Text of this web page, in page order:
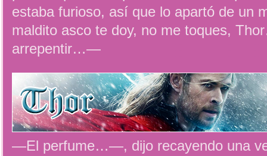
estaba furioso, así que lo apartó de un
maldito asco te doy, no me toques,
arrepentir…—
—El perfume…—, dijo recayendo una